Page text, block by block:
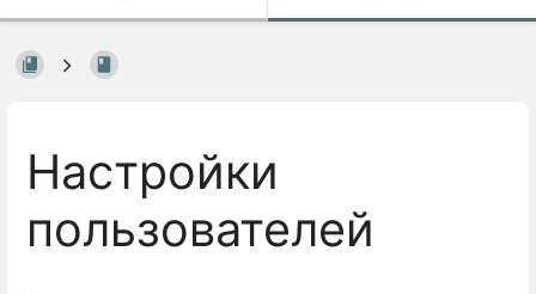
Настройки
пользователей